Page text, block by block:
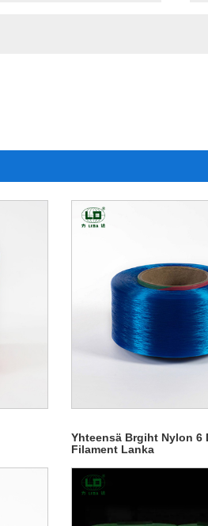
Yhteensä Brgiht Nylon 6
Filament Lanka